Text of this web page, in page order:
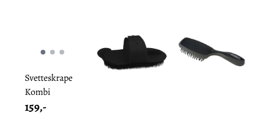
Svetteskrape
Kombi
159,-